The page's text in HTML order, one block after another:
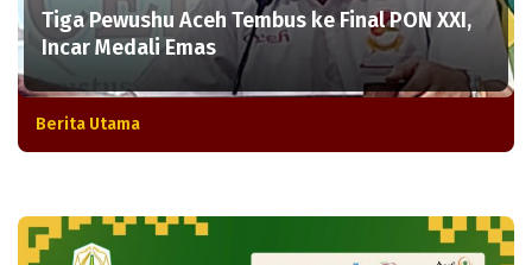
Tiga Pewushu Aceh Tembus ke Final PON XXI,
Incar Medali Emas
Berita Utama